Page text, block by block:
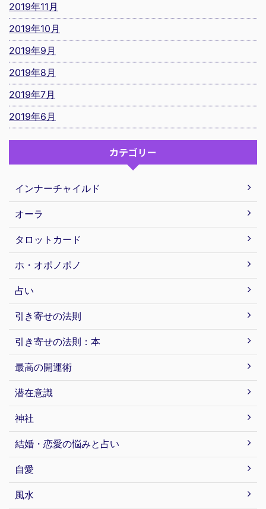
2019年11月
2019年10月
2019年9月
2019年8月
2019年7月
2019年6月
カテゴリー
インナーチャイルド
オーラ
タロットカード
ホ・オポノポノ
占い
引き寄せの法則
引き寄せの法則：本
最高の開運術
潜在意識
神社
結婚・恋愛の悩みと占い
自愛
風水